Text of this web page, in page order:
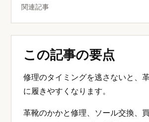
関連記事
この記事の要点
修理のタイミングを逃さないと、
に履きやすくなります。
革靴のかかと修理、ソール交換、